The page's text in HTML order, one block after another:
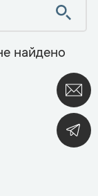
найдено